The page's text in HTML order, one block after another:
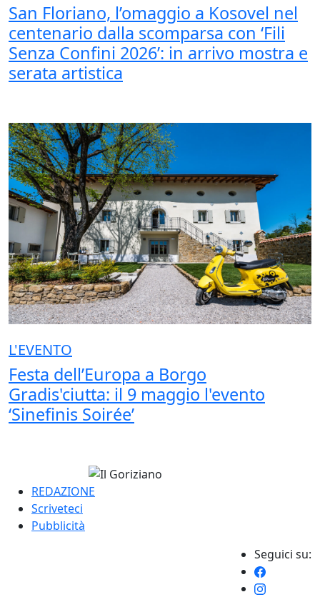
San Floriano, l’omaggio a Kosovel nel
centenario dalla scomparsa con ‘Fili
Senza Confini 2026’: in arrivo mostra e
serata artistica
L'EVENTO
Festa dell’Europa a Borgo
Gradis'ciutta: il 9 maggio l'evento
‘Sinefinis Soirée’
REDAZIONE
Scriveteci
Pubblicità
Seguici su: